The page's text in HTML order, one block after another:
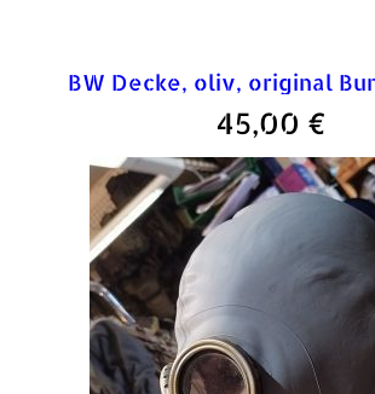
BW Decke, oliv, original
45,00 €